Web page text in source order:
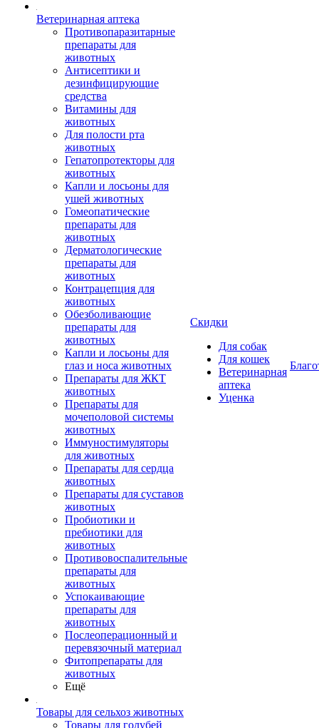
Ветеринарная аптека
Противопаразитарные
препараты для
животных
Антисептики и
дезинфицирующие
средства
Витамины для
животных
Для полости рта
животных
Гепатопротекторы для
животных
Капли и лосьоны для
ушей животных
Гомеопатические
препараты для
животных
Дерматологические
препараты для
животных
Контрацепция для
животных
Обезболивающие
препараты для
животных
Капли и лосьоны для
глаз и носа животных
Препараты для ЖКТ
животных
Препараты для
мочеполовой системы
животных
Иммуностимуляторы
для животных
Препараты для сердца
животных
Препараты для суставов
животных
Пробиотики и
пребиотики для
животных
Противовоспалительные
препараты для
животных
Успокаивающие
препараты для
животных
Послеоперационный и
перевязочный материал
Фитопрепараты для
животных
Ещё
Товары для сельхоз животных
Товары для голубей
Скидки
Для собак
Для кошек
Ветеринарная
аптека
Уценка